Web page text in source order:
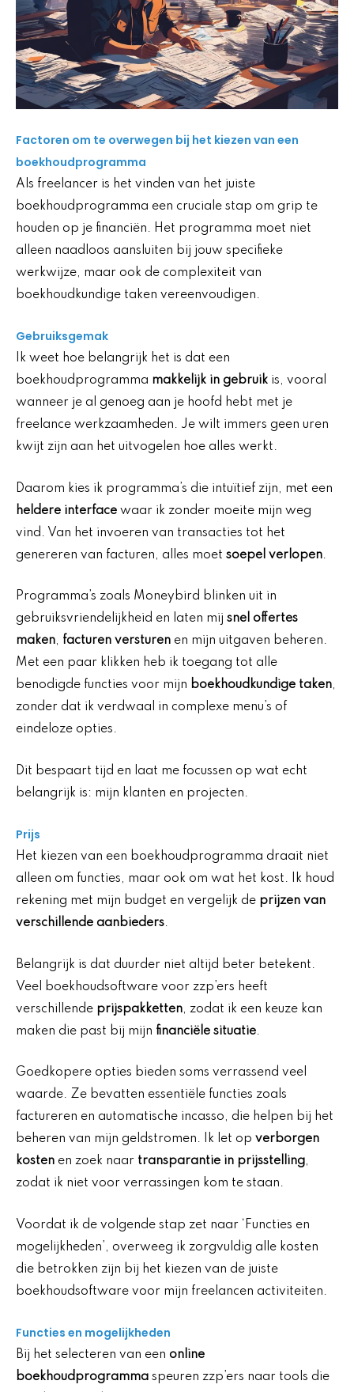
Factoren om te overwegen bij het kiezen van een
boekhoudprogramma
Als freelancer is het vinden van het juiste
boekhoudprogramma een cruciale stap om grip te
houden op je financiën. Het programma moet niet
alleen naadloos aansluiten bij jouw specifieke
werkwijze, maar ook de complexiteit van
boekhoudkundige taken vereenvoudigen.
Gebruiksgemak
Ik weet hoe belangrijk het is dat een
boekhoudprogramma makkelijk in gebruik is, vooral
wanneer je al genoeg aan je hoofd hebt met je
freelance werkzaamheden. Je wilt immers geen uren
kwijt zijn aan het uitvogelen hoe alles werkt.
Daarom kies ik programma’s die intuïtief zijn, met een
heldere interface waar ik zonder moeite mijn weg
vind. Van het invoeren van transacties tot het
genereren van facturen, alles moet soepel verlopen.
Programma’s zoals Moneybird blinken uit in
gebruiksvriendelijkheid en laten mij snel offertes
maken, facturen versturen en mijn uitgaven beheren.
Met een paar klikken heb ik toegang tot alle
benodigde functies voor mijn boekhoudkundige taken,
zonder dat ik verdwaal in complexe menu’s of
eindeloze opties.
Dit bespaart tijd en laat me focussen op wat echt
belangrijk is: mijn klanten en projecten.
Prijs
Het kiezen van een boekhoudprogramma draait niet
alleen om functies, maar ook om wat het kost. Ik houd
rekening met mijn budget en vergelijk de prijzen van
verschillende aanbieders.
Belangrijk is dat duurder niet altijd beter betekent.
Veel boekhoudsoftware voor zzp’ers heeft
verschillende prijspakketten, zodat ik een keuze kan
maken die past bij mijn financiële situatie.
Goedkopere opties bieden soms verrassend veel
waarde. Ze bevatten essentiële functies zoals
factureren en automatische incasso, die helpen bij het
beheren van mijn geldstromen. Ik let op verborgen
kosten en zoek naar transparantie in prijsstelling,
zodat ik niet voor verrassingen kom te staan.
Voordat ik de volgende stap zet naar ‘Functies en
mogelijkheden’, overweeg ik zorgvuldig alle kosten
die betrokken zijn bij het kiezen van de juiste
boekhoudsoftware voor mijn freelancen activiteiten.
Functies en mogelijkheden
Bij het selecteren van een online
boekhoudprogramma speuren zzp’ers naar tools die